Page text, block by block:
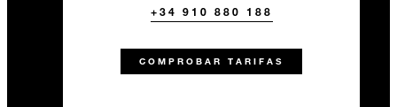
+34 910 880 188
COMPROBAR TARIFAS